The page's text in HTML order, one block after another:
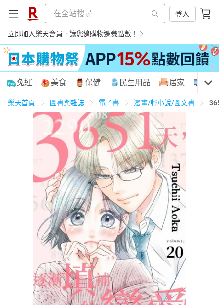
登入
立即加入樂天會員，讓您邊購物邊賺點數！
購物網分類
美食蛋糕 養生保健 民生用品
3C家電 運動休閒 親子玩具
男裝 化妝保養 情趣用品
電子/紙本書
HOT
免運 美食 保健 民生用品 居家 3C
樂天首頁 圖書與雜誌 電子書 漫畫/輕小說/圖文書